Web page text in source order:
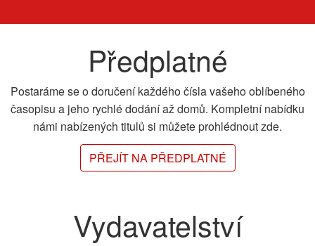
Předplatné
Postaráme se o doručení každého čísla vašeho oblíbeného
časopisu a jeho rychlé dodání až domů. Kompletní nabídku
námi nabízených titulů si můžete prohlédnout zde.
PŘEJÍT NA PŘEDPLATNÉ
Vydavatelství